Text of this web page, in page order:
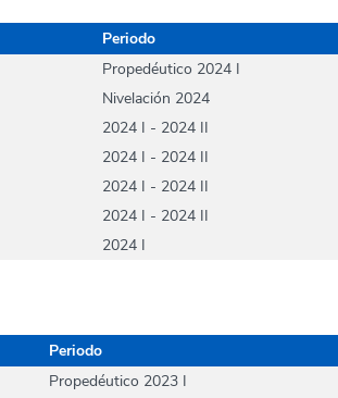
Periodo
Propedéutico 2024 I
Nivelación 2024
2024 I - 2024 II
2024 I - 2024 II
2024 I - 2024 II
2024 I - 2024 II
2024 I
Periodo
Propedéutico 2023 I